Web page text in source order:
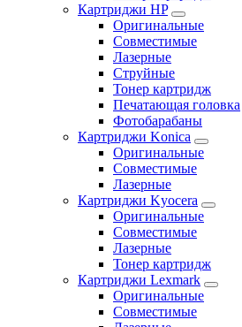
Картриджи HP
Оригинальные
Совместимые
Лазерные
Струйные
Тонер картридж
Печатающая головка
Фотобарабаны
Картриджи Konica
Оригинальные
Совместимые
Лазерные
Картриджи Kyocera
Оригинальные
Совместимые
Лазерные
Тонер картридж
Картриджи Lexmark
Оригинальные
Совместимые